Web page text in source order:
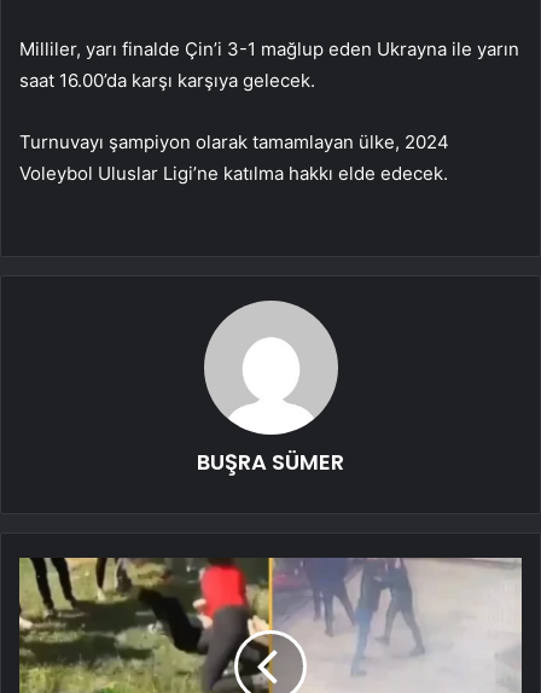
Milliler, yarı finalde Çin’i 3-1 mağlup eden Ukrayna ile yarın
saat 16.00’da karşı karşıya gelecek.
Turnuvayı şampiyon olarak tamamlayan ülke, 2024
Voleybol Uluslar Ligi’ne katılma hakkı elde edecek.
BUŞRA SÜMER